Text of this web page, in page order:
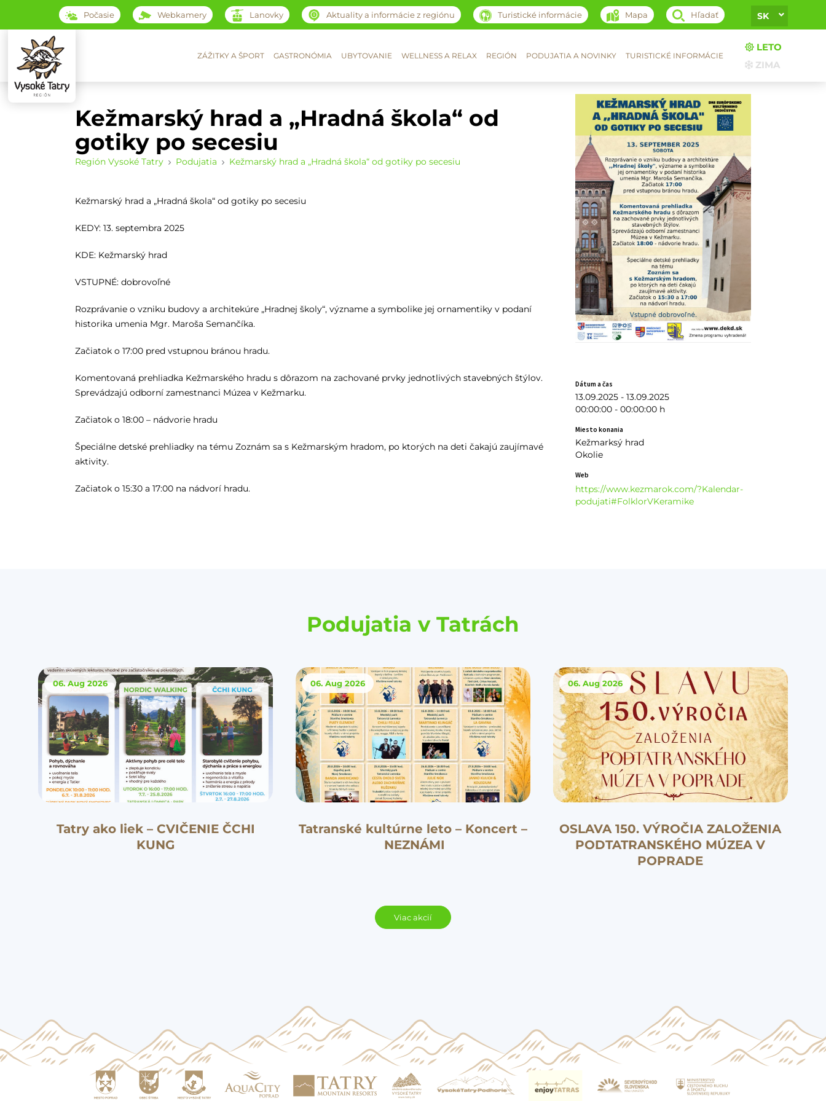
Počasie Webkamery Lanovky Aktuality a informácie z regiónu Turistické informácie Mapa Hľadať SK
ZÁŽITKY A ŠPORT GASTRONÓMIA UBYTOVANIE WELLNESS A RELAX REGIÓN PODUJATIA A NOVINKY TURISTICKÉ INFORMÁCIE
LETO
ZIMA
Kežmarský hrad a „Hradná škola“ od
gotiky po secesiu
Región Vysoké Tatry Podujatia Kežmarský hrad a „Hradná škola“ od gotiky po secesiu
Kežmarský hrad a „Hradná škola“ od gotiky po secesiu
KEDY: 13. septembra 2025
KDE: Kežmarský hrad
VSTUPNÉ: dobrovoľné
Rozprávanie o vzniku budovy a architekúre „Hradnej školy“, význame a symbolike jej ornamentiky v podaní
historika umenia Mgr. Maroša Semančíka.
Začiatok o 17:00 pred vstupnou bránou hradu.
Komentovaná prehliadka Kežmarského hradu s dôrazom na zachované prvky jednotlivých stavebných štýlov.
Sprevádzajú odborní zamestnanci Múzea v Kežmarku.
Začiatok o 18:00 – nádvorie hradu
Špeciálne detské prehliadky na tému Zoznám sa s Kežmarským hradom, po ktorých na deti čakajú zaujímavé
aktivity.
Začiatok o 15:30 a 17:00 na nádvorí hradu.
Dátum a čas
13.09.2025 - 13.09.2025
00:00:00 - 00:00:00 h
Miesto konania
Kežmarksý hrad
Okolie
Web
https://www.kezmarok.com/?Kalendar-
podujati#FolklorVKeramike
Podujatia v Tatrách
06. Aug 2026
Tatry ako liek – CVIČENIE ČCHI
KUNG
06. Aug2026
Tatranské kultúrne leto – Koncert –
NEZNÁMI
06. Aug2026
OSLAVA 150. VÝROČIA ZALOŽENIA
PODTATRANSKÉHO MÚZEA V
POPRADE
Viac akcií